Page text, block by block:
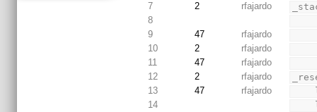
7
2 rfajardo
8
9
47 rfajardo
10
2
rfajardo
11
47 rfajardo
12
2 rfajardo
13
47 rfajardo
14